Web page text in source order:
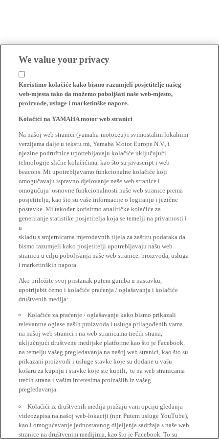
We value your privacy
Koristimo kolačiće kako bismo razumjeli posjetitelje našeg
web-mjesta tako da možemo poboljšati naše web-mjesto,
proizvode, usluge i marketinške napore.
Kolačići na YAMAHA motor web stranici
Na našoj web stranici (yamaha-motor.eu) i svimostalim lokalnim
verzijama dalje u tekstu mi, Yamaha Motor Europe N.V., i
njezine podružnice upotrebljavaju kolačiće uključujući
tehnologije slične kolačićima, kao što su javascript i web
beacons. Mi upotrebljavamo funkcionalne kolačiće koji
omogučavaju ispravno djelovanje naše web stranice i
omogučuju osnovne funkcionalnosti naše web stranice prema
posjetitelju, kao što su vaše informacije o logiranju i jezične
postavke. Mi također korisitmo analitičke kolačiće za
generiranje statistike posjetitelja koja se temelji na privatnosti i
u
skladu s smjernicama mjerodavnih tijela za zaštitu podataka da
bismo razumjeli kako posjetitelji upotrebljavaju našu web
stranicu u cilju poboljšanja naše web stranice, proizvoda, usluga
i marketinških napora.
Ako priložite svoj pristanak putem gumba u nastavku,
upotrijebit ćemo i kolačiće praćenja / oglašavanja i kolačiće
društvenih medija:
Kolačiće za praćenje / oglašavanje kako bismo prikazali
relevantne oglase naših proizvoda i usluga prilagođenih vama
na našoj web stranici i na web stranicama trećih strana,
uključujući društvene medijske platforme kao što je Facebook,
na temelju vašeg pregledavanja na našoj web stranici, kao što su
prikazani proizvodi i usluge stavke koje su dodane u vašu
košaru za kupnju i stavke koje ste kupili, te na web stranicama
trećih strana i vašim interesima proizašlih iz vašeg
pregledavanja.
Kolačići iz društvenih medija pružaju vam opciju gledanja
videozapisa na našoj web-lokaciji (npr. Putem usluge YouTube),
kao i omogućavanje jednostavnog dijeljenja sadržaja s naše web
stranice na društvenim medijima, kao što je Facebook. To su